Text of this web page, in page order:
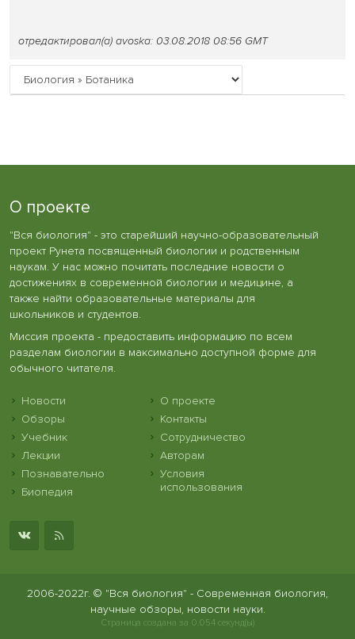
отредактировал(а) avoska: 03.08.2018 08:56 GMT
О проекте
"Вся биология" - это старейший научно-образовательный
проект Рунета посвященный биологии и родственным
наукам. У нас можно почитать последние новости о
достижениях в современной биологии и медицине, а
также найти образовательные материалы для
школьников и студентов.
Миссия проекта - предоставить информацию по всем
разделам биологии в максимально доступной форме для
обычного читателя.
Новости
Обзоры
Учебник
Лекции
Познавательно
Биопедия
О проекте
Контакты
Сотрудничество
Авторам
Условия
использования
2006-2022г. © "Вся биология" - Современная биология,
научные обзоры, новости науки.
Страница создана за 0.054 секунд(ы)